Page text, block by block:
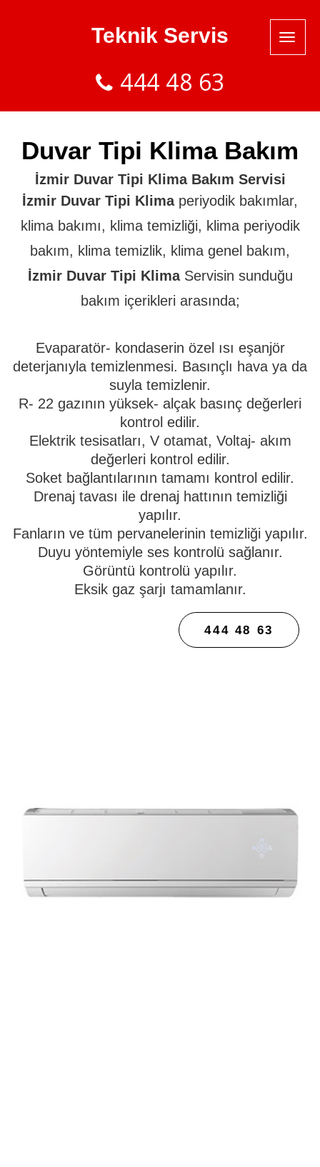
Teknik Servis
444 48 63
Duvar Tipi Klima Bakım
İzmir Duvar Tipi Klima Bakım Servisi
İzmir Duvar Tipi Klimaperiyodik bakımlar,
klima bakımı, klima temizliği, klima periyodik
bakım, klima temizlik, klima genel bakım,
İzmir Duvar Tipi Klima Servisin sunduğu
bakım içerikleri arasında;
Evaparatör- kondaserin özel ısı eşanjör
deterjanıyla temizlenmesi. Basınçlı hava ya da
suyla temizlenir.
R- 22 gazının yüksek- alçak basınç değerleri
kontrol edilir.
Elektrik tesisatları, V otamat, Voltaj- akım
değerleri kontrol edilir.
Soket bağlantılarının tamamı kontrol edilir.
Drenaj tavası ile drenaj hattının temizliği
yapılır.
Fanların ve tüm pervanelerinin temizliği yapılır.
Duyu yöntemiyle ses kontrolü sağlanır.
Görüntü kontrolü yapılır.
Eksik gaz şarjı tamamlanır.
444 48 63